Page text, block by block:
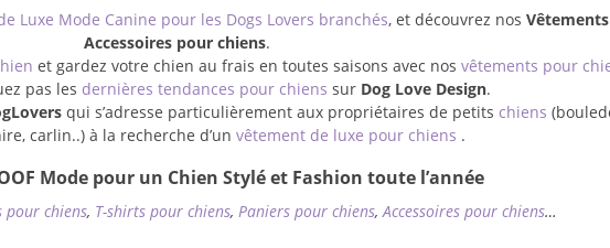
Luxe Mode Canine pour les Dogs Lovers branchés, et découvrez nos
Accessoires pour chiens.
et gardez votre chien au frais en toutes saisons avec nosvêtements pour
pas les dernières tendances pour chiens sur Dog Love Design.
qui s’adresse particulièrement aux propriétaires de petits chiens
carlin..) à la recherche d’un vêtement de luxe pour chiens .
Mode pour un Chien Stylé et Fashion toute l’année
pour chiens, T-shirts pour chiens,Paniers pour chiens,Accessoires pour chiens…